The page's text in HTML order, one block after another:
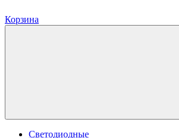
Корзина
Светодиодные